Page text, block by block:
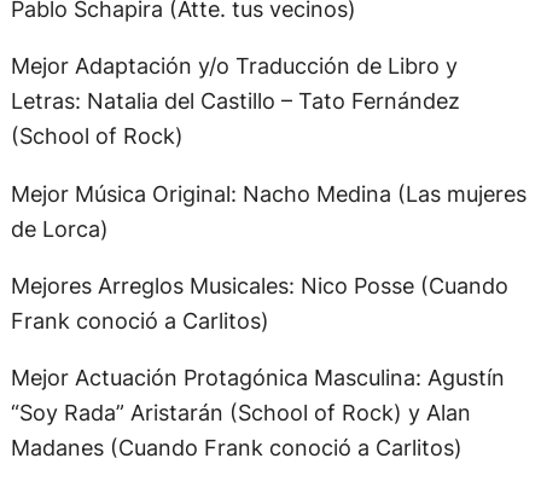
Pablo Schapira (Atte. tus vecinos)
Mejor Adaptación y/o Traducción de Libro y
Letras: Natalia del Castillo – Tato Fernández
(School of Rock)
Mejor Música Original: Nacho Medina (Las mujeres
de Lorca)
Mejores Arreglos Musicales: Nico Posse (Cuando
Frank conoció a Carlitos)
Mejor Actuación Protagónica Masculina: Agustín
“Soy Rada” Aristarán (School of Rock) y Alan
Madanes (Cuando Frank conoció a Carlitos)